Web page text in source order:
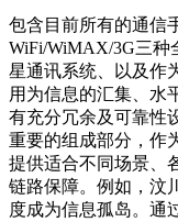
包含目前所有的通信
WiFi/WiMAX/3G三种
星通讯系统、以及作
用为信息的汇集、水
有充分冗余及可靠性
重要的组成部分，作
提供适合不同场景、
链路保障。例如，汶
度成为信息孤岛。通